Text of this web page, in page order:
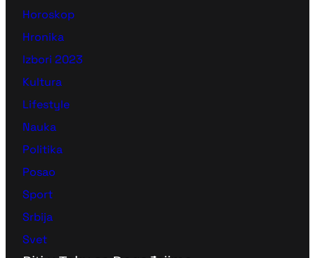
Horoskop
Hronika
Izbori 2023
Kultura
Lifestyle
Nauka
Politika
Posao
Sport
Srbija
Svet